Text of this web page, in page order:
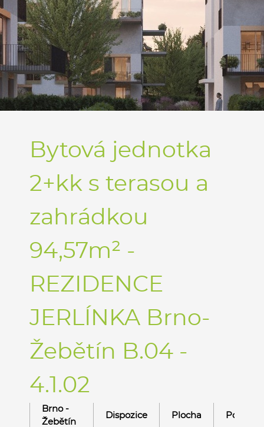
Bytová jednotka
2+kk s terasou a
zahrádkou
94,57m² -
REZIDENCE
JERLÍNKA Brno-
Žebětín B.04 -
4.1.02
Brno -
Žebětín
Dispozice Plocha Podlaží